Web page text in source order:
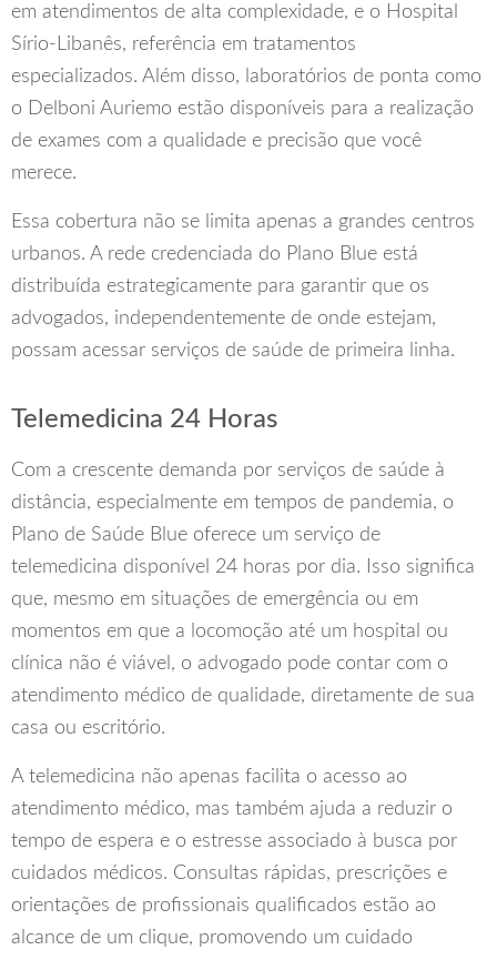
em atendimentos de alta complexidade, e o Hospital
Sírio-Libanês, referência em tratamentos
especializados. Além disso, laboratórios de ponta como
o Delboni Auriemo estão disponíveis para a realização
de exames com a qualidade e precisão que você
merece.
Essa cobertura não se limita apenas a grandes centros
urbanos. A rede credenciada do Plano Blue está
distribuída estrategicamente para garantir que os
advogados, independentemente de onde estejam,
possam acessar serviços de saúde de primeira linha.
Telemedicina 24 Horas
Com a crescente demanda por serviços de saúde à
distância, especialmente em tempos de pandemia, o
Plano de Saúde Blue oferece um serviço de
telemedicina disponível 24 horas por dia. Isso significa
que, mesmo em situações de emergência ou em
momentos em que a locomoção até um hospital ou
clínica não é viável, o advogado pode contar com o
atendimento médico de qualidade, diretamente de sua
casa ou escritório.
A telemedicina não apenas facilita o acesso ao
atendimento médico, mas também ajuda a reduzir o
tempo de espera e o estresse associado à busca por
cuidados médicos. Consultas rápidas, prescrições e
orientações de profissionais qualificados estão ao
alcance de um clique, promovendo um cuidado